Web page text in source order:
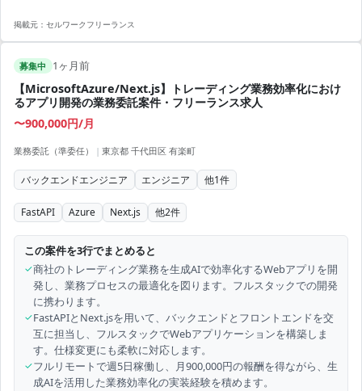
掲載元： セルワークフリーランス
募集中 1ヶ月前
【MicrosoftAzure/Next.js】トレーディング業務効率化におけ
るアプリ開発の業務委託案件・フリーランス求人
〜900,000円/月
業務委託（準委任） | 東京都 千代田区 有楽町
バックエンドエンジニア エンジニア 他1件
FastAPI Azure Next.js 他2件
この案件を3行でまとめると
✓商社のトレーディング業務を生成AIで効率化するWebアプリを開
発し、業務プロセスの最適化を図ります。フルスタックでの開発
に携わります。
✓FastAPIとNext.jsを用いて、バックエンドとフロントエンドを交
互に担当し、フルスタックでWebアプリケーションを構築しま
す。仕様変更にも柔軟に対応します。
✓フルリモートで週5日稼働し、月900,000円の報酬を得ながら、生
成AIを活用した業務効率化の実装経験を積めます。